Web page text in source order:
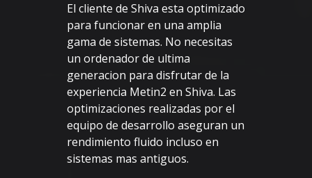
El cliente de Shiva esta optimizado
para funcionar en una amplia
gama de sistemas. No necesitas
un ordenador de ultima
generacion para disfrutar de la
experiencia Metin2 en Shiva. Las
optimizaciones realizadas por el
equipo de desarrollo aseguran un
rendimiento fluido incluso en
sistemas mas antiguos.